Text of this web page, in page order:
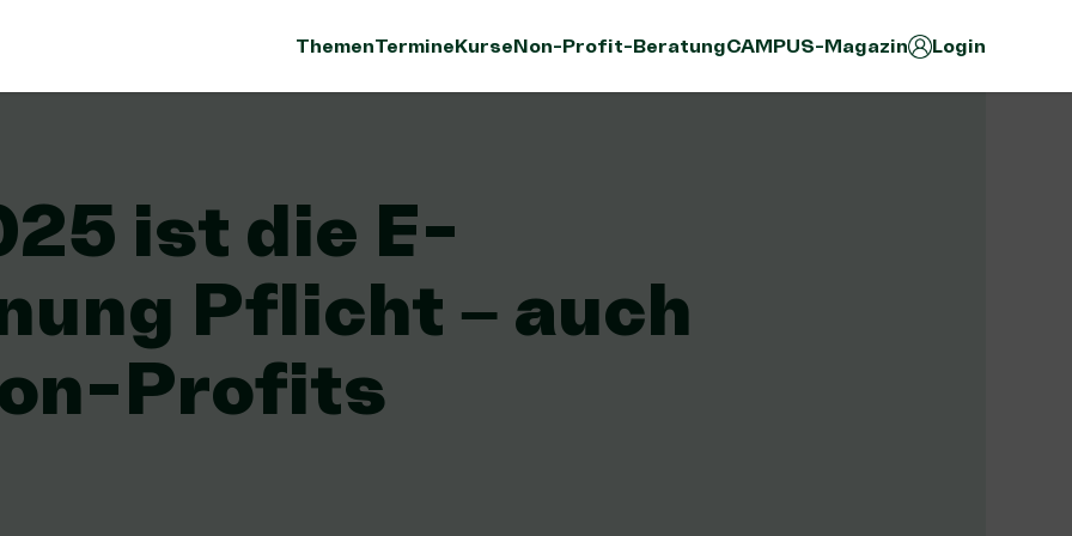
ThemenTermineKurseNon-Profit-BeratungCAMPUS-Magazin Login
ist die E-
Pflicht – auch
Profits